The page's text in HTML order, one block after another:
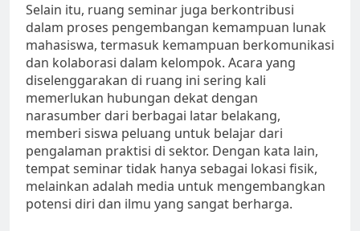
Selain itu, ruang seminar juga berkontribusi
dalam proses pengembangan kemampuan lunak
mahasiswa, termasuk kemampuan berkomunikasi
dan kolaborasi dalam kelompok. Acara yang
diselenggarakan di ruang ini sering kali
memerlukan hubungan dekat dengan
narasumber dari berbagai latar belakang,
memberi siswa peluang untuk belajar dari
pengalaman praktisi di sektor. Dengan kata lain,
tempat seminar tidak hanya sebagai lokasi fisik,
melainkan adalah media untuk mengembangkan
potensi diri dan ilmu yang sangat berharga.